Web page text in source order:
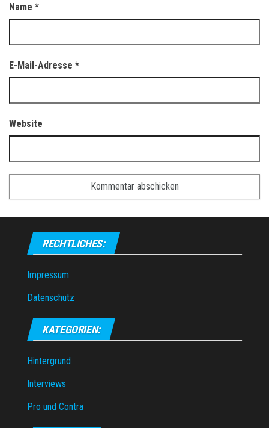
Name *
E-Mail-Adresse *
Website
RECHTLICHES:
Impressum
Datenschutz
KATEGORIEN:
Hintergrund
Interviews
Pro und Contra